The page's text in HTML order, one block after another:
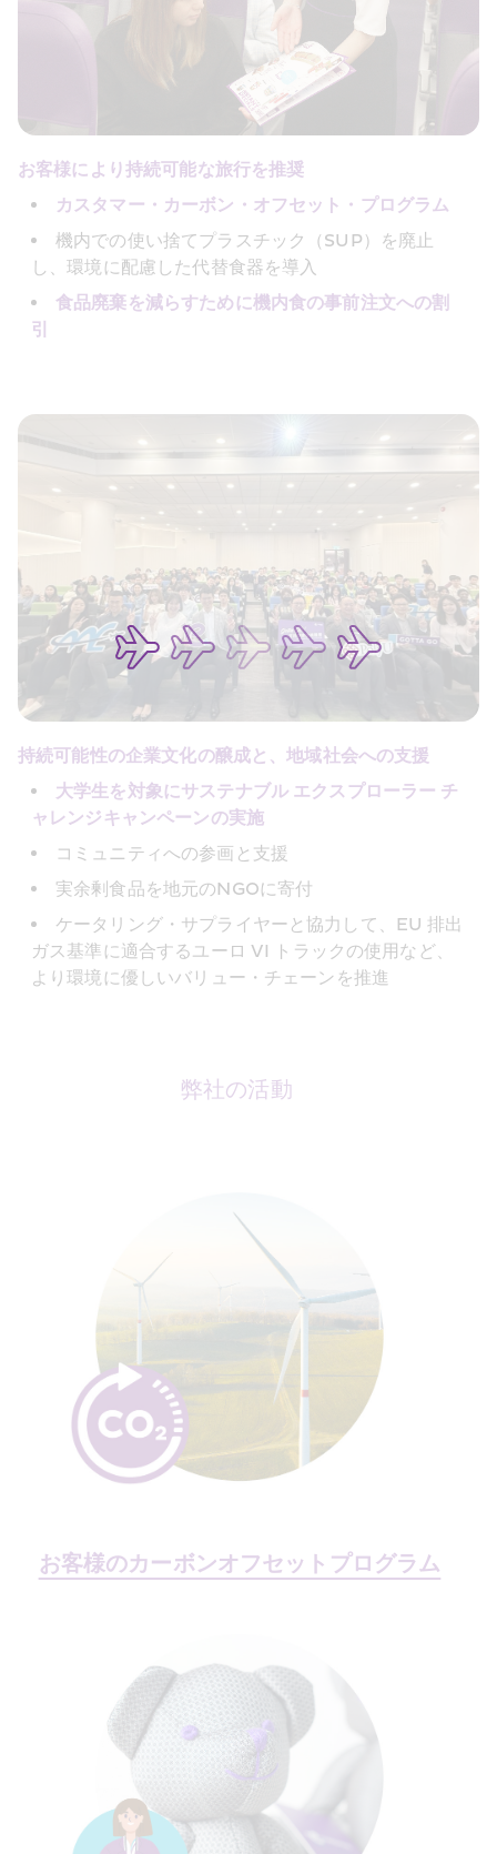
お客様により持続可能な旅行を推奨
カスタマー・カーボン・オフセット・プログラム
機内での使い捨てプラスチック（SUP）を廃止
し、環境に配慮した代替食器を導入
食品廃棄を減らすために機内食の事前注文への割
引
持続可能性の企業文化の醸成と、地域社会への支援
大学生を対象にサステナブル エクスプローラー チ
ャレンジキャンペーンの実施
コミュニティへの参画と支援
実余剰食品を地元のNGOに寄付
ケータリング・サプライヤーと協力して、EU 排出
ガス基準に適合するユーロ VI トラックの使用など、
より環境に優しいバリュー・チェーンを推進
弊社の活動
お客様のカーボンオフセットプログラム